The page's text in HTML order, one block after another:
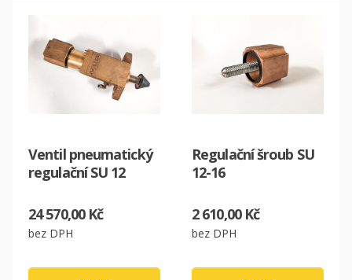
Ventil pneumatický
regulační SU 12
24 570,00 Kč
bez DPH
Regulační šroub SU
12-16
2 610,00 Kč
bez DPH